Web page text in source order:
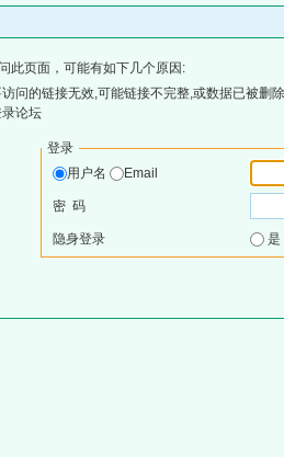
此页面，可能有如下几个原因:
问的链接无效,可能链接不完整,或数据已被删
论坛
登录
用户名
Email
密 码
隐身登录